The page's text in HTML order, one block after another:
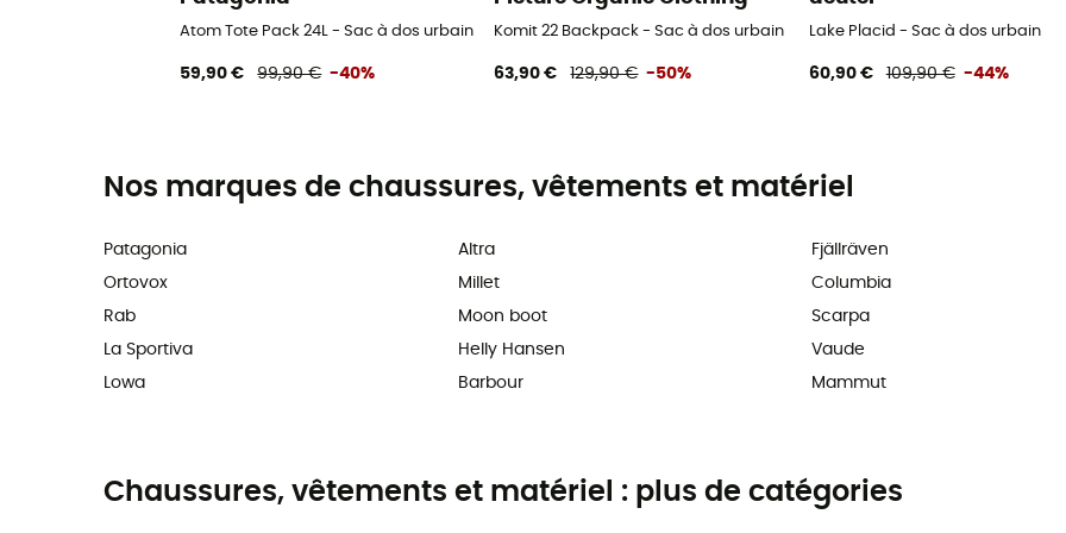
Atom Tote Pack 24L - Sac à dos urbain
59,90 € 99,90 € -40%
Komit 22 Backpack - Sac à dos urbain
63,90 € 129,90 € -50%
Lake Placid - Sac à dos urbain
60,90 € 109,90 € -44%
Nos marques de chaussures, vêtements et matériel
Patagonia
Ortovox
Rab
La Sportiva
Lowa
Altra
Millet
Moon boot
Helly Hansen
Barbour
Fjällräven
Columbia
Scarpa
Vaude
Mammut
Chaussures, vêtements et matériel : plus de catégories